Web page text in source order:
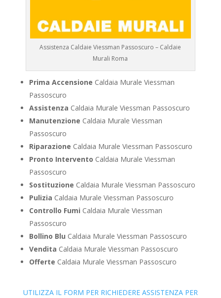
Assistenza Caldaie Viessman Passoscuro – Caldaie
Murali Roma
Prima Accensione Caldaia Murale Viessman
Passoscuro
Assistenza Caldaia Murale Viessman Passoscuro
Manutenzione Caldaia Murale Viessman
Passoscuro
Riparazione Caldaia Murale Viessman Passoscuro
Pronto Intervento Caldaia Murale Viessman
Passoscuro
Sostituzione Caldaia Murale Viessman Passoscuro
Pulizia Caldaia Murale Viessman Passoscuro
Controllo Fumi Caldaia Murale Viessman
Passoscuro
Bollino Blu Caldaia Murale Viessman Passoscuro
Vendita Caldaia Murale Viessman Passoscuro
Offerte Caldaia Murale Viessman Passoscuro
UTILIZZA IL FORM PER RICHIEDERE ASSISTENZA PER